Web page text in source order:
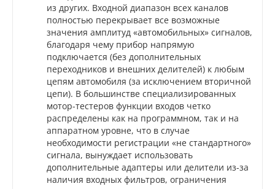
из других. Входной диапазон всех каналов
полностью перекрывает все возможные
значения амплитуд «автомобильных» сигналов,
благодаря чему прибор напрямую
подключается (без дополнительных
переходников и внешних делителей) к любым
цепям автомобиля (за исключением вторичной
цепи). В большинстве специализированных
мотор-тестеров функции входов четко
распределены как на программном, так и на
аппаратном уровне, что в случае
необходимости регистрации «не стандартного»
сигнала, вынуждает использовать
дополнительные адаптеры или делители из-за
наличия входных фильтров, ограничения